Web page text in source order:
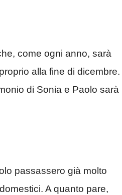
come ogni anno, sarà
alla fine di dicembre.
di Sonia e Paolo sarà
passassero già molto
A quanto pare,